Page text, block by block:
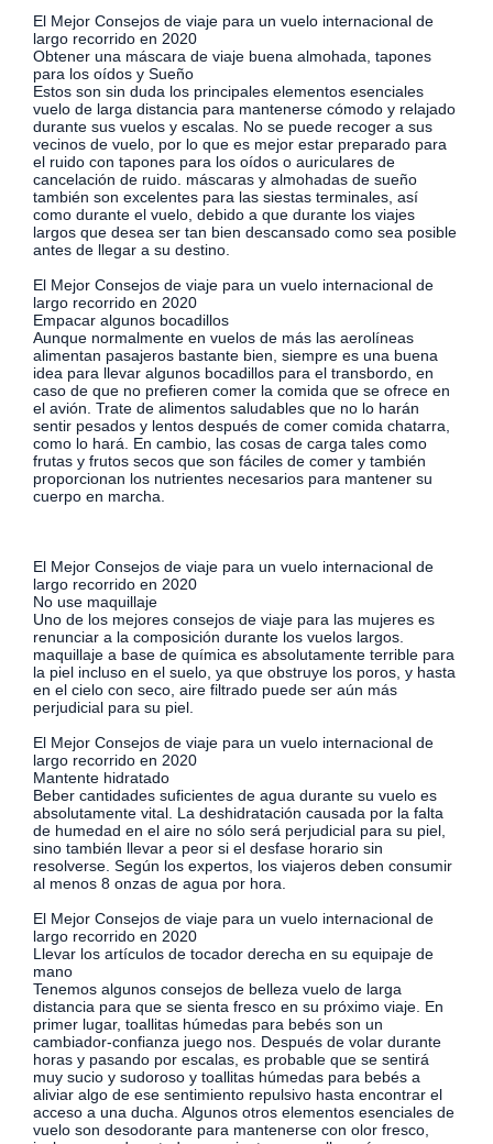
El Mejor Consejos de viaje para un vuelo internacional de
largo recorrido en 2020
Obtener una máscara de viaje buena almohada, tapones
para los oídos y Sueño
Estos son sin duda los principales elementos esenciales
vuelo de larga distancia para mantenerse cómodo y relajado
durante sus vuelos y escalas. No se puede recoger a sus
vecinos de vuelo, por lo que es mejor estar preparado para
el ruido con tapones para los oídos o auriculares de
cancelación de ruido. máscaras y almohadas de sueño
también son excelentes para las siestas terminales, así
como durante el vuelo, debido a que durante los viajes
largos que desea ser tan bien descansado como sea posible
antes de llegar a su destino.
El Mejor Consejos de viaje para un vuelo internacional de
largo recorrido en 2020
Empacar algunos bocadillos
Aunque normalmente en vuelos de más las aerolíneas
alimentan pasajeros bastante bien, siempre es una buena
idea para llevar algunos bocadillos para el transbordo, en
caso de que no prefieren comer la comida que se ofrece en
el avión. Trate de alimentos saludables que no lo harán
sentir pesados ​​y lentos después de comer comida chatarra,
como lo hará. En cambio, las cosas de carga tales como
frutas y frutos secos que son fáciles de comer y también
proporcionan los nutrientes necesarios para mantener su
cuerpo en marcha.
El Mejor Consejos de viaje para un vuelo internacional de
largo recorrido en 2020
No use maquillaje
Uno de los mejores consejos de viaje para las mujeres es
renunciar a la composición durante los vuelos largos.
maquillaje a base de química es absolutamente terrible para
la piel incluso en el suelo, ya que obstruye los poros, y hasta
en el cielo con seco, aire filtrado puede ser aún más
perjudicial para su piel.
El Mejor Consejos de viaje para un vuelo internacional de
largo recorrido en 2020
Mantente hidratado
Beber cantidades suficientes de agua durante su vuelo es
absolutamente vital. La deshidratación causada por la falta
de humedad en el aire no sólo será perjudicial para su piel,
sino también llevar a peor si el desfase horario sin
resolverse. Según los expertos, los viajeros deben consumir
al menos 8 onzas de agua por hora.
El Mejor Consejos de viaje para un vuelo internacional de
largo recorrido en 2020
Llevar los artículos de tocador derecha en su equipaje de
mano
Tenemos algunos consejos de belleza vuelo de larga
distancia para que se sienta fresco en su próximo viaje. En
primer lugar, toallitas húmedas para bebés son un
cambiador-confianza juego nos. Después de volar durante
horas y pasando por escalas, es probable que se sentirá
muy sucio y sudoroso y toallitas húmedas para bebés a
aliviar algo de ese sentimiento repulsivo hasta encontrar el
acceso a una ducha. Algunos otros elementos esenciales de
vuelo son desodorante para mantenerse con olor fresco,